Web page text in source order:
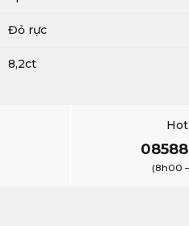
Đỏ rực
8,2ct
(8h00